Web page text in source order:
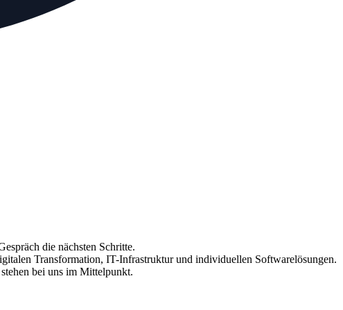
die nächsten Schritte.
Transformation, IT-Infrastruktur und individuellen Softwarelösungen.
bei uns im Mittelpunkt.